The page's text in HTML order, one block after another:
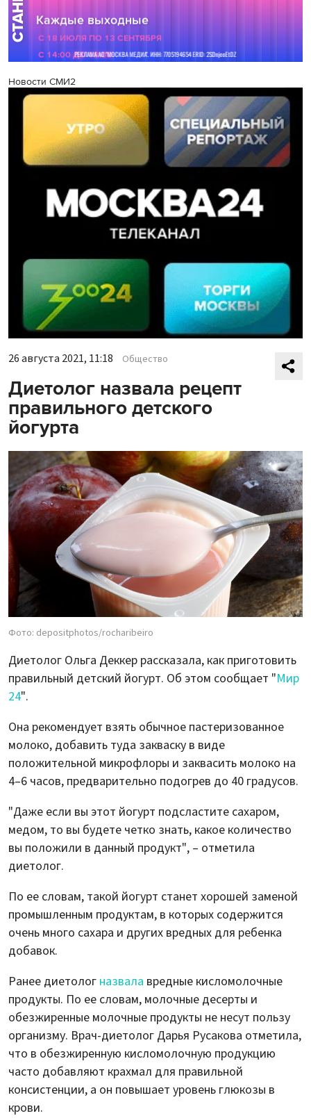
Новости СМИ2
26 августа 2021, 11:18 Общество
Диетолог назвала рецепт
правильного детского
йогурта
Фото: depositphotos/rocharibeiro
Диетолог Ольга Деккер рассказала, как приготовить
правильный детский йогурт. Об этом сообщает "Мир
24".
Она рекомендует взять обычное пастеризованное
молоко, добавить туда закваску в виде
положительной микрофлоры и заквасить молоко на
4–6 часов, предварительно подогрев до 40 градусов.
"Даже если вы этот йогурт подсластите сахаром,
медом, то вы будете четко знать, какое количество
вы положили в данный продукт", – отметила
диетолог.
По ее словам, такой йогурт станет хорошей заменой
промышленным продуктам, в которых содержится
очень много сахара и других вредных для ребенка
добавок.
Ранее диетолог назвала вредные кисломолочные
продукты. По ее словам, молочные десерты и
обезжиренные молочные продукты не несут пользу
организму. Врач-диетолог Дарья Русакова отметила,
что в обезжиренную кисломолочную продукцию
часто добавляют крахмал для правильной
консистенции, а он повышает уровень глюкозы в
крови.